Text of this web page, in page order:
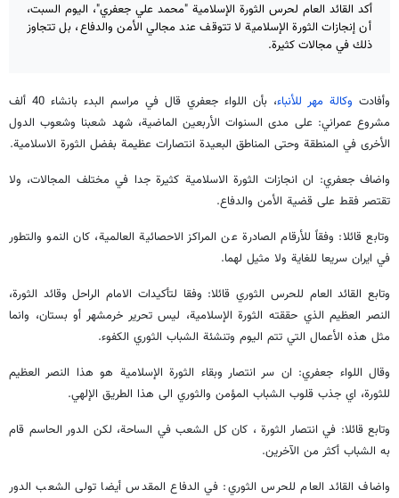
أكد القائد العام لحرس الثورة الإسلامية "محمد علي جعفري"، اليوم السبت،
أن إنجازات الثورة الإسلامية لا تتوقف عند مجالي الأمن والدفاع، بل تتجاوز
ذلك في مجالات كثيرة.
وأفادت وكالة مهر للأنباء
، بأن اللواء جعفري قال في مراسم البدء بانشاء 40 ألف
مشروع عمراني: على مدى السنوات الأربعين الماضية، شهد شعبنا وشعوب الدول
الأخرى في المنطقة وحتى المناطق البعيدة انتصارات عظيمة بفضل الثورة الاسلامية.
واضاف جعفري: ان انجازات الثورة الاسلامية كثيرة جدا في مختلف المجالات، ولا
تقتصر فقط على قضية الأمن والدفاع.
وتابع قائلا: وفقاً للأرقام الصادرة عن المراكز الاحصائية العالمية، كان النمو والتطور
في ايران سريعا للغاية ولا مثيل لهما.
وتابع القائد العام للحرس الثوري قائلا: وفقا لتأكيدات الامام الراحل وقائد الثورة،
النصر العظيم الذي حققته الثورة الإسلامية، ليس تحرير خرمشهر أو بستان، وانما
مثل هذه الأعمال التي تتم اليوم وتنشئة الشباب الثوري الكفوء.
وقال اللواء جعفري: ان سر انتصار وبقاء الثورة الإسلامية هو هذا النصر العظيم
للثورة، اي جذب قلوب الشباب المؤمن والثوري الى هذا الطريق الإلهي.
وتابع قائلا: في انتصار الثورة ، كان كل الشعب في الساحة، لكن الدور الحاسم قام
به الشباب أكثر من الآخرين.
واضاف القائد العام للحرس الثوري: في الدفاع المقدس أيضا تولى الشعب الدور